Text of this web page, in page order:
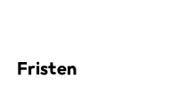
Fristen